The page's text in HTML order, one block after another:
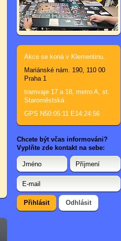
Akce se koná v Klementinu.
Mariánské nám. 190, 110 00
Praha 1
tramvaje 17 a 18, metro A, st.
Staroměstská
GPS N50:05:11 E14:24:56
Chcete být včas informováni?
Vyplňte zde kontakt na sebe: